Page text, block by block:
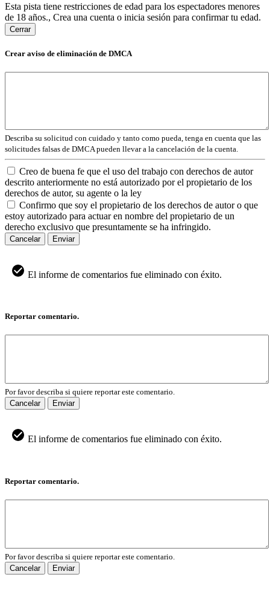
Esta pista tiene restricciones de edad para los espectadores menores
de 18 años., Crea una cuenta o inicia sesión para confirmar tu edad.
Cerrar
Crear aviso de eliminación de DMCA
Describa su solicitud con cuidado y tanto como pueda, tenga en cuenta que las
solicitudes falsas de DMCA pueden llevar a la cancelación de la cuenta.
Creo de buena fe que el uso del trabajo con derechos de autor
descrito anteriormente no está autorizado por el propietario de los
derechos de autor, su agente o la ley
Confirmo que soy el propietario de los derechos de autor o que
estoy autorizado para actuar en nombre del propietario de un
derecho exclusivo que presuntamente se ha infringido.
Cancelar Enviar
El informe de comentarios fue eliminado con éxito.
Reportar comentario.
Por favor describa si quiere reportar este comentario.
Cancelar
Enviar
El informe de comentarios fue eliminado con éxito.
Reportar comentario.
Por favor describa si quiere reportar este comentario.
Cancelar
Enviar